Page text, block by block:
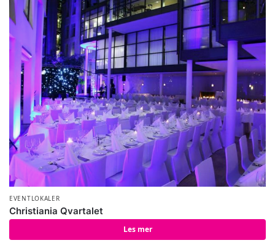
EVENTLOKALER
Christiania Qvartalet
Les mer